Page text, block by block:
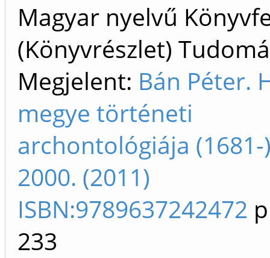
Magyar nyelvű
(Könyvrészlet)
Megjelent: Bán Péter.
megye történeti
archontológiája (1681-
2000. (2011)
ISBN:9789637242472
233